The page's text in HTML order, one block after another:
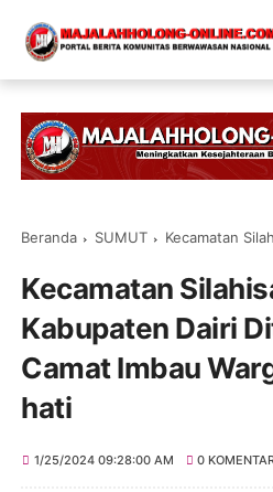
Beranda SUMUT Kecamatan Silahisabungan
Kecamatan
Kabupaten Dairi
Camat Imbau
hati
1/25/2024 09:28:00 AM 0